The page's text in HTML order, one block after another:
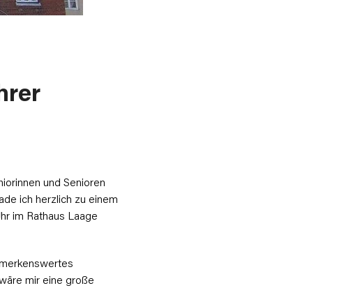
und Senioren
ich herzlich zu einem
im Rathaus Laage
mir eine große